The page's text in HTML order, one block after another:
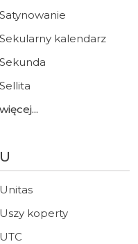
Satynowanie
Sekularny kalendarz
Sekunda
Sellita
więcej...
U
Unitas
Uszy koperty
UTC